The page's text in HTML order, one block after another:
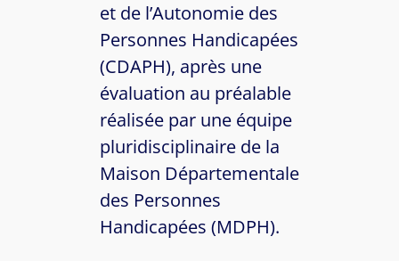
et de l’Autonomie des
Personnes Handicapées
(CDAPH), après une
évaluation au préalable
réalisée par une équipe
pluridisciplinaire de la
Maison Départementale
des Personnes
Handicapées (MDPH).